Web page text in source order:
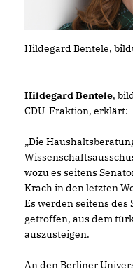
Hildegard Bentele,
Hildegard Bentele,
CDU-Fraktion, erklärt:
Die
wozu es seitens
Krach in den letzten
Es werden seitens
getroffen, aus dem
auszusteigen.
An den Berliner